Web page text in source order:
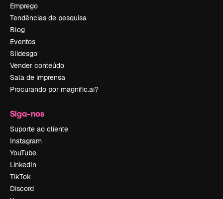
Emprego
Tendências de pesquisa
Blog
Eventos
Slidesgo
Vender conteúdo
Sala de imprensa
Procurando por magnific.ai?
Siga-nos
Suporte ao cliente
Instagram
YouTube
LinkedIn
TikTok
Discord